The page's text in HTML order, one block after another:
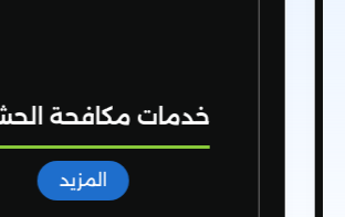
خدمات مكافحة
المزيد